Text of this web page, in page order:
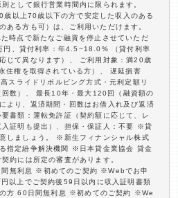
として銀行営業時間内に限られます。
以上70歳以下の方で安定した収入のある
ある方も可）は、ご利用いただけます。
時点で新たなご融資を停止させていただ
円、貸付利率：年4.5~18.0% （貸付利率
じて異なります）、 ご利用対象：満20歳
住権を取得されている方）、 遅延損害
スライドリボルビング方式・元利定額リ
数）、 最長10年・最大120回（融資額の
より、返済期間・回数はお借入れ及び返済
書類：運転免許証（契約額に応じて、レ
証明も提出）、担保・保証人：不要 ※貸
しましょう。 ※新生フィナンシャル株式
指定紛争解決機関 ※日本貸金業協会 貸金
約には所定の審査があります。
無利息 ※初めてのご契約 ※Webでお申
以上でご契約後59日以内に収入証明書類
方 60日間無利息 ※初めてのご契約 ※We